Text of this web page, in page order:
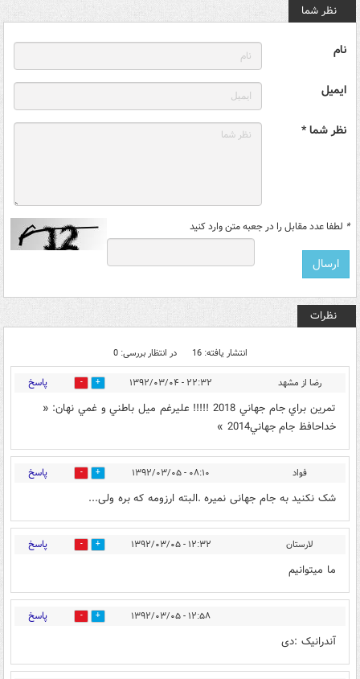
نظر شما
نام
ایمیل
نظر شما *
* لطفا عدد مقابل را در جعبه متن وارد کنید
نظرات
انتشار یافته: 16 در انتظار بررسی: 0
رضا از مشهد ۲۲:۳۲ - ۱۳۹۲/۰۳/۰۴ 0 پاسخ
تمرين براي جام جهاني 2018 !!!!! عليرغم ميل باطني و غمي نهان: «
خداحافظ جام جهاني2014 »
فواد ۰۸:۱۰ - ۱۳۹۲/۰۳/۰۵ 0 پاسخ
شک نکنید به جام جهانی نمیره .البته ارزومه که بره ولی...
لارستان ۱۲:۳۲ - ۱۳۹۲/۰۳/۰۵ 0 پاسخ
ما میتوانیم
۱۲:۵۸ - ۱۳۹۲/۰۳/۰۵ 0 پاسخ
آندرانیک :دی